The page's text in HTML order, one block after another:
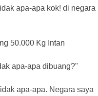
apa-apa kok! di negara
50.000 Kg Intan
apa-apa dibuang?"
apa-apa. Negara saya